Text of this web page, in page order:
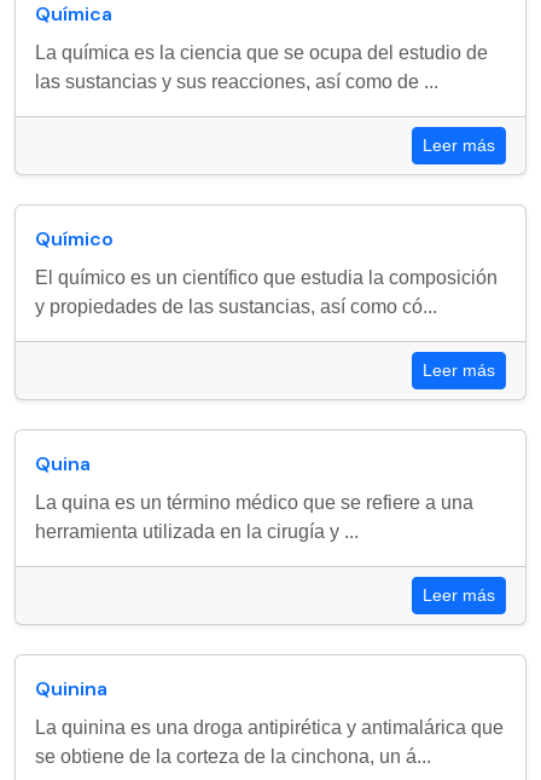
Química
La química es la ciencia que se ocupa del estudio de
las sustancias y sus reacciones, así como de ...
Leer más
Químico
El químico es un científico que estudia la composición
y propiedades de las sustancias, así como có...
Leer más
Quina
La quina es un término médico que se refiere a una
herramienta utilizada en la cirugía y ...
Leer más
Quinina
La quinina es una droga antipirética y antimalárica que
se obtiene de la corteza de la cinchona, un á...